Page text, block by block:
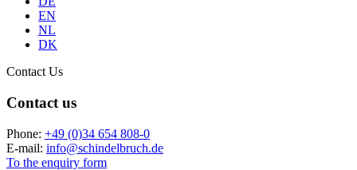
EN
NL
DK
Contact Us
Contact us
Phone: +49 (0)34 654 808-0
E-mail: info@schindelbruch.de
To the enquiry form